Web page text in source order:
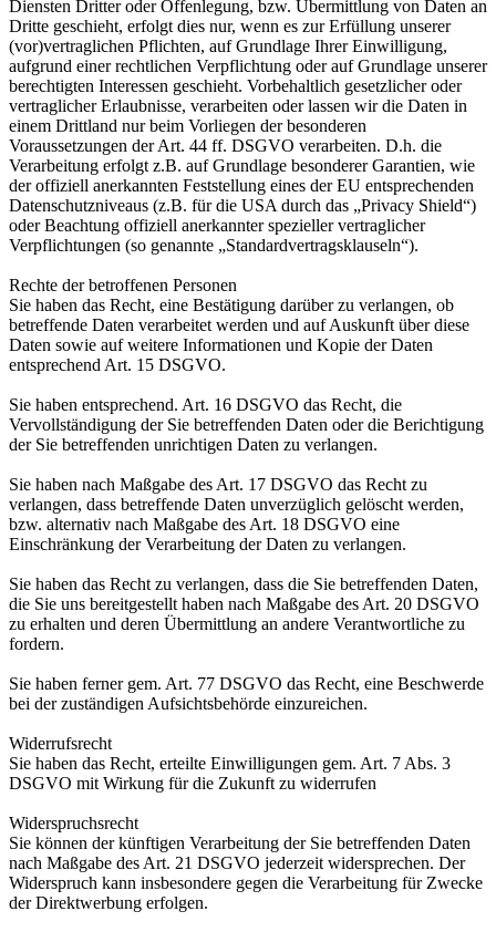
Diensten Dritter oder Offenlegung, bzw. Übermittlung von Daten an
Dritte geschieht, erfolgt dies nur, wenn es zur Erfüllung unserer
(vor)vertraglichen Pflichten, auf Grundlage Ihrer Einwilligung,
aufgrund einer rechtlichen Verpflichtung oder auf Grundlage unserer
berechtigten Interessen geschieht. Vorbehaltlich gesetzlicher oder
vertraglicher Erlaubnisse, verarbeiten oder lassen wir die Daten in
einem Drittland nur beim Vorliegen der besonderen
Voraussetzungen der Art. 44 ff. DSGVO verarbeiten. D.h. die
Verarbeitung erfolgt z.B. auf Grundlage besonderer Garantien, wie
der offiziell anerkannten Feststellung eines der EU entsprechenden
Datenschutzniveaus (z.B. für die USA durch das „Privacy Shield“)
oder Beachtung offiziell anerkannter spezieller vertraglicher
Verpflichtungen (so genannte „Standardvertragsklauseln“).
Rechte der betroffenen Personen
Sie haben das Recht, eine Bestätigung darüber zu verlangen, ob
betreffende Daten verarbeitet werden und auf Auskunft über diese
Daten sowie auf weitere Informationen und Kopie der Daten
entsprechend Art. 15 DSGVO.
Sie haben entsprechend. Art. 16 DSGVO das Recht, die
Vervollständigung der Sie betreffenden Daten oder die Berichtigung
der Sie betreffenden unrichtigen Daten zu verlangen.
Sie haben nach Maßgabe des Art. 17 DSGVO das Recht zu
verlangen, dass betreffende Daten unverzüglich gelöscht werden,
bzw. alternativ nach Maßgabe des Art. 18 DSGVO eine
Einschränkung der Verarbeitung der Daten zu verlangen.
Sie haben das Recht zu verlangen, dass die Sie betreffenden Daten,
die Sie uns bereitgestellt haben nach Maßgabe des Art. 20 DSGVO
zu erhalten und deren Übermittlung an andere Verantwortliche zu
fordern.
Sie haben ferner gem. Art. 77 DSGVO das Recht, eine Beschwerde
bei der zuständigen Aufsichtsbehörde einzureichen.
Widerrufsrecht
Sie haben das Recht, erteilte Einwilligungen gem. Art. 7 Abs. 3
DSGVO mit Wirkung für die Zukunft zu widerrufen
Widerspruchsrecht
Sie können der künftigen Verarbeitung der Sie betreffenden Daten
nach Maßgabe des Art. 21 DSGVO jederzeit widersprechen. Der
Widerspruch kann insbesondere gegen die Verarbeitung für Zwecke
der Direktwerbung erfolgen.